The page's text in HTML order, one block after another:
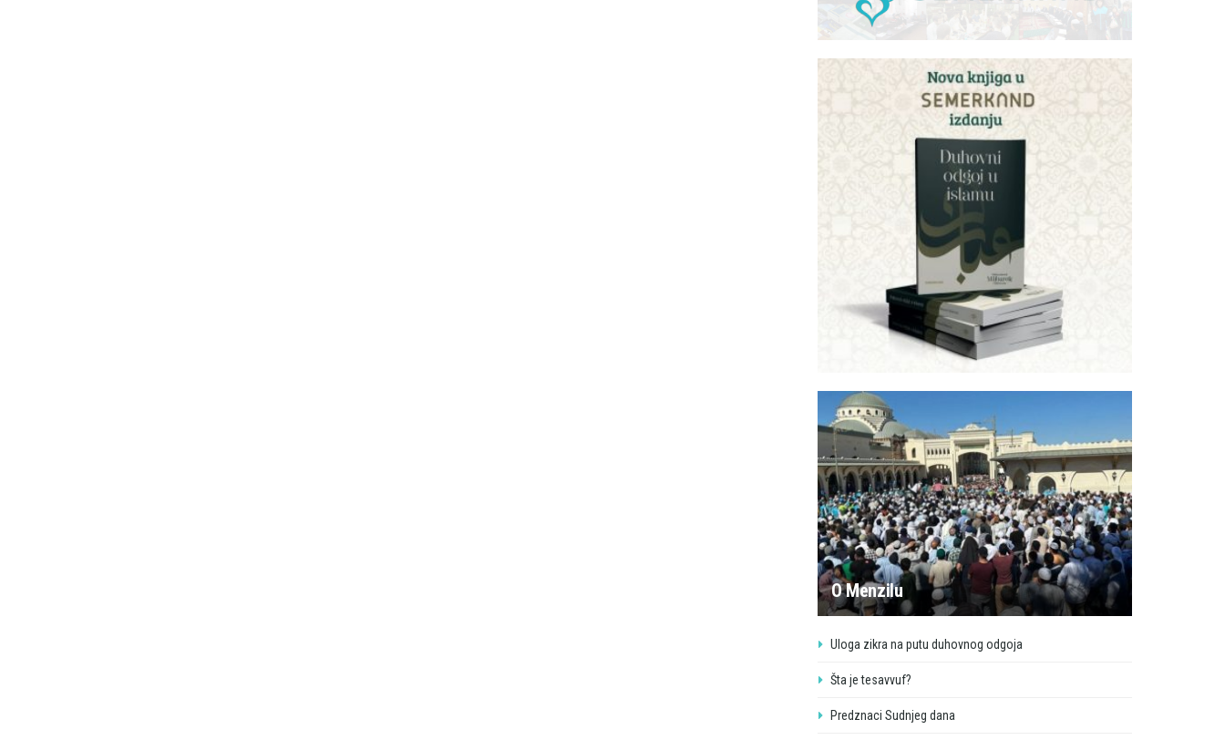
O Menzilu
Uloga zikra na putu duhovnog odgoja
Šta je tesavvuf?
Predznaci Sudnjeg dana